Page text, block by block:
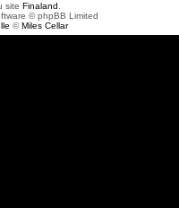
site Finaland
© phpBB Limited
©Miles Cellar